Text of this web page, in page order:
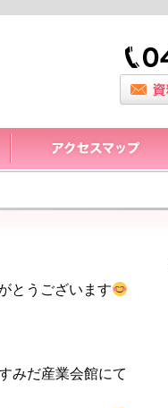
とうございます
みだ産業会館にて